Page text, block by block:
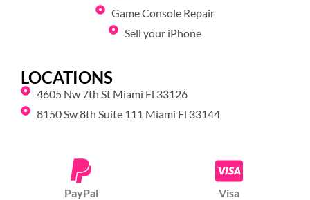
Game Console Repair
Sell your iPhone
LOCATIONS
4605 Nw 7th St Miami Fl 33126
8150 Sw 8th Suite 111 Miami Fl 33144
PayPal Visa